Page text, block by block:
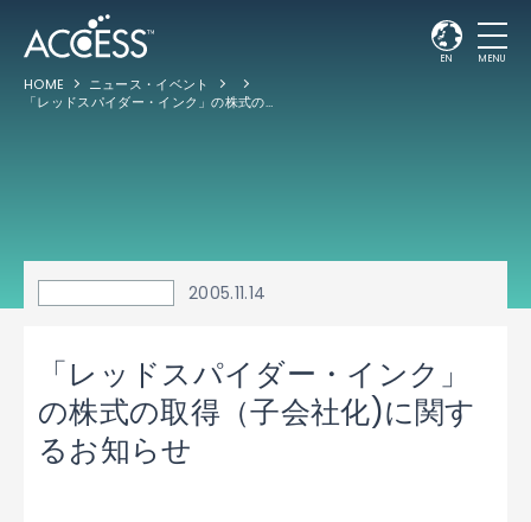
EN MENU
HOME
ニュース・イベント
「レッドスパイダー・インク」の株式の取得（子会社化)に関するお知らせ
2005.11.14
「レッドスパイダー・インク」
の株式の取得（子会社化)に関す
るお知らせ